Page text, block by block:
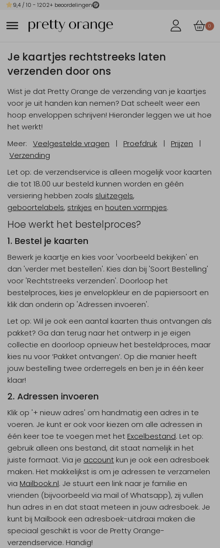
9,4 / 10 - 1202+ beoordelingen
0
Je kaartjes rechtstreeks laten
verzenden door ons
Wist je dat Pretty Orange de verzending van je kaartjes
voor je uit handen kan nemen? Dat scheelt weer een
hoop enveloppen schrijven! Hieronder leggen we uit hoe
het werkt!
Meer: Veelgestelde vragen | Proefdruk | Prijzen |
Verzending
Let op: de verzendservice is alleen mogelijk voor kaarten
die tot 18.00 uur besteld kunnen worden en géén
versiering hebben zoals sluitzegels,
geboortelabels, strikjes en houten vormpjes.
Hoe werkt het bestelproces?
1. Bestel je kaarten
Bewerk je kaartje en kies voor 'voorbeeld bekijken' en
dan 'verder met bestellen'. Kies dan bij 'Soort Bestelling'
voor 'Rechtstreeks verzenden'. Doorloop het
bestelproces, kies je envelopkleur en de papiersoort en
klik dan onderin op 'Adressen invoeren'.
Let op: Wil je ook een aantal kaarten thuis ontvangen als
pakket? Ga dan terug naar het ontwerp in je eigen
collectie en doorloop opnieuw het besteldproces, maar
kies nu voor ‘Pakket ontvangen’. Op die manier heeft
jouw bestelling twee orderregels en ben je in één keer
klaar!
2. Adressen invoeren
Klik op '+ nieuw adres' om handmatig een adres in te
voeren. Je kunt er ook voor kiezen om alle adressen in
één keer toe te voegen met het Excelbestand. Let op:
gebruik alleen ons bestand, dit staat namelijk in het
juiste formaat. Via je account kun je ook een adresboek
maken. Het makkelijkst is om je adressen te verzamelen
via Mailbook.nl. Je stuurt een link naar je familie en
vrienden (bijvoorbeeld via mail of Whatsapp), zij vullen
hun adres in en dat staat meteen in jouw adresboek. Je
kunt bij Mailbook een adresboek-uitdraai maken die
speciaal geschikt is voor de Pretty Orange-
verzendservice. Handig!